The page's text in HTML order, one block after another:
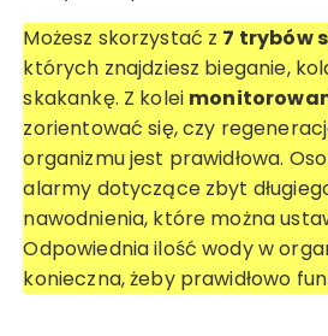
Możesz skorzystać z 7 trybów
których znajdziesz bieganie,
skakankę. Z kolei
zorientować się, czy
organizmu jest prawidłowa.
alarmy dotyczące zbyt
nawodnienia, które można
Odpowiednia ilość wody w
konieczna, żeby prawidłowo